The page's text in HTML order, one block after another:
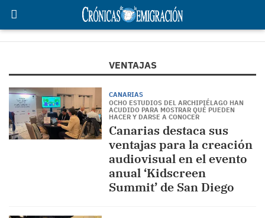
VENTAJAS
CANARIAS
OCHO ESTUDIOS DEL ARCHIPIÉLAGO HAN
ACUDIDO PARA MOSTRAR QUÉ PUEDEN
HACER Y DARSE A CONOCER
Canarias destaca sus
ventajas para la creación
audiovisual en el evento
anual ‘Kidscreen
Summit’ de San Diego